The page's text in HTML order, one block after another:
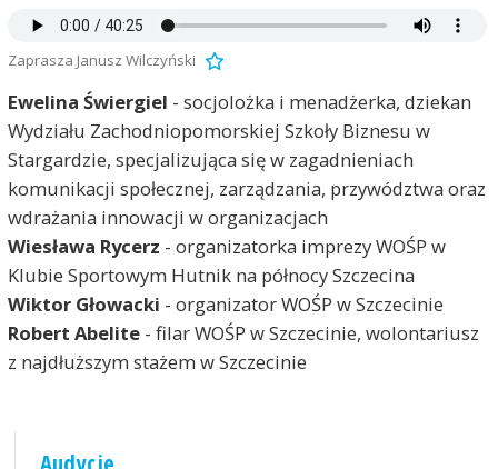
Zaprasza Janusz Wilczyński
Ewelina Świergiel - socjolożka i menadżerka, dziekan
Wydziału Zachodniopomorskiej Szkoły Biznesu w
Stargardzie, specjalizująca się w zagadnieniach
komunikacji społecznej, zarządzania, przywództwa oraz
wdrażania innowacji w organizacjach
Wiesława Rycerz - organizatorka imprezy WOŚP w
Klubie Sportowym Hutnik na północy Szczecina
Wiktor Głowacki - organizator WOŚP w Szczecinie
Robert Abelite- filar WOŚP w Szczecinie, wolontariusz
z najdłuższym stażem w Szczecinie